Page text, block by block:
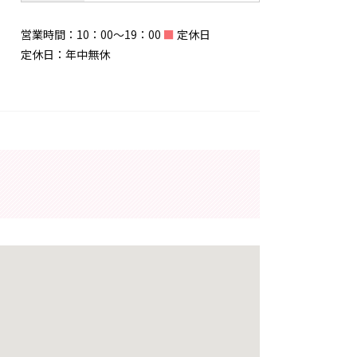
営業時間：10：00～19：00 ■ 定休日
定休日：年中無休